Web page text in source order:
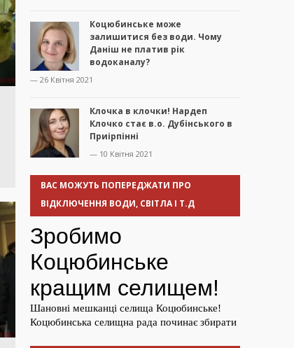
Коцюбинське може
залишитися без води. Чому
Даніш не платив рік
водоканалу?
— 26 Квітня 2021
Клочка в клочки! Нардеп
Клочко стає в.о. Дубінського в
Приірпінні
— 10 Квітня 2021
ВАС МОЖУТЬ ПОПЕРЕДЖАТИ ПРО
ВІДКЛЮЧЕННЯ ВОДИ, СВІТЛА І Т.Д